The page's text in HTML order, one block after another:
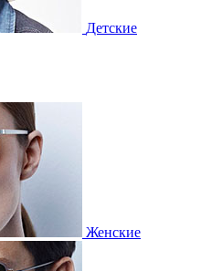
Детские
Женские